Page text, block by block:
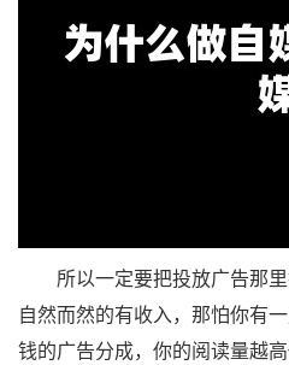
所以一定要把投放广告那里
自然而然的有收入，那怕你有
钱的广告分成，你的阅读量越